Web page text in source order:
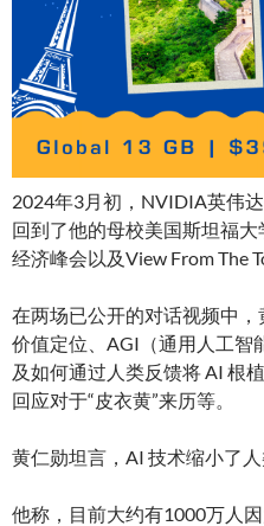
2024年3月初，NVIDIA英伟达
回到了他的母校美国斯坦福
经济峰会以及View From The
在两场已公开的对话视频中
价值定位、AGI（通用人工智
及如何通过人类反馈将 AI 根
回应对于“皮衣黄”来历等。
黄仁勋坦言，AI 技术缩小了人
他称，目前大约有1000万人